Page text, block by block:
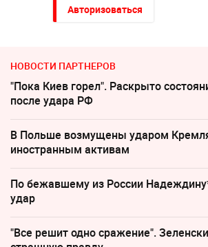
Авторизоваться
НОВОСТИ ПАРТНЕРОВ
"Пока Киев горел". Раскрыто
после удара РФ
В Польше возмущены ударом
иностранным активам
По бежавшему из России
удар
"Все решит одно сражение".